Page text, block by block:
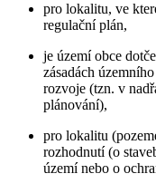
pro lokalitu, ve
regulační plán,
je území obce
zásadách
rozvoje (tzn. v
plánování),
pro lokalitu
rozhodnutí (o
území nebo o